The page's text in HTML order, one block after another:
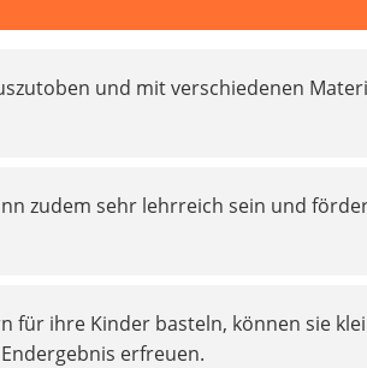
und mit verschiedenen
zudem sehr lehrreich sein und
für ihre Kinder basteln, können sie
erfreuen.